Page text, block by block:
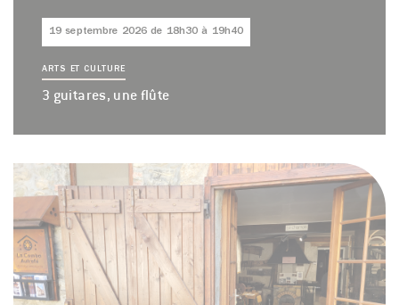
3 guitares, une flûte
ARTS ET CULTURE
19 septembre 2026 de 18h30 à 19h40